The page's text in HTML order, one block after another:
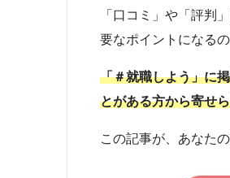
「口コミ」や「評判
要なポイントになる
「＃就職しよう」に
とがある方から寄せ
この記事が、あなた